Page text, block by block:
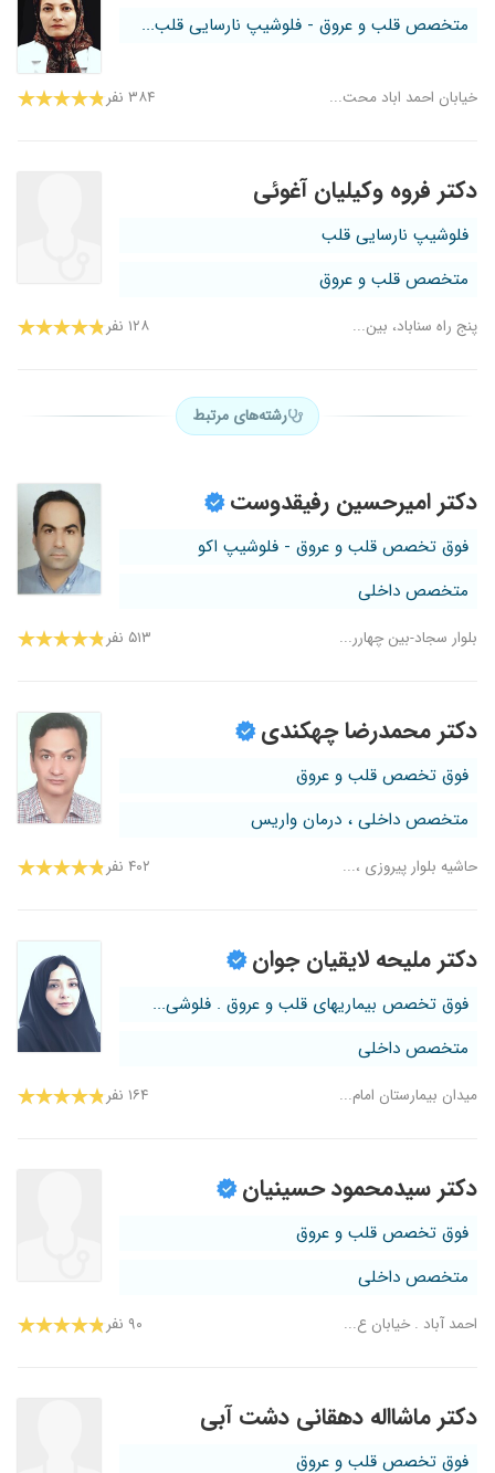
متخصص قلب و عروق - فلوشیپ نارسایی قلب...
خیابان احمد اباد محت... ۳۸۴ نفر
دکتر فروه وکیلیان آغوئی
فلوشیپ نارسایی قلب
متخصص قلب و عروق
پنج راه سناباد، بین... ۱۲۸ نفر
رشته‌های مرتبط
دکتر امیرحسین رفیقدوست
فوق تخصص قلب و عروق - فلوشیپ اکو
متخصص داخلی
بلوار سجاد-بین چهارر... ۵۱۳ نفر
دکتر محمدرضا چهکندی
فوق تخصص قلب و عروق
متخصص داخلی ، درمان واریس
حاشیه بلوار پیروزی ،... ۴۰۲ نفر
دکتر ملیحه لایقیان جوان
فوق تخصص بیماریهای قلب و عروق . فلوشی...
متخصص داخلی
میدان بیمارستان امام... ۱۶۴ نفر
دکتر سیدمحمود حسینیان
فوق تخصص قلب و عروق
متخصص داخلی
احمد آباد . خیابان ع... ۹۰ نفر
دکتر ماشااله دهقانی دشت آبی
فوق تخصص قلب و عروق